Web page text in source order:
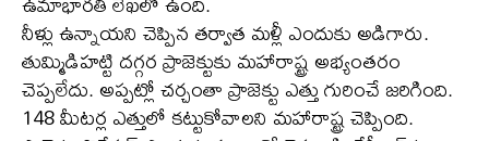
నీళ్లు ఉన్నాయని చెప్పిన తర్వాత మళ్లీ ఎందుకు అడిగారు.
తుమ్మిడిహట్టి దగ్గర ప్రాజెక్టుకు మహారాష్ట్ర అభ్యంతరం
చెప్పలేదు. అప్పట్లో చర్చంతా ప్రాజెక్టు ఎత్తు గురించే జరిగింది.
148 మీటర్ల ఎత్తులో కట్టుకోవాలని మహారాష్ట్ర చెప్పింది.